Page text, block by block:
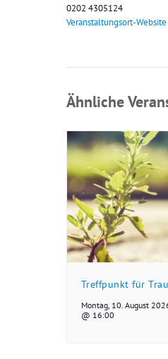
0202 4305124
Veranstaltungsort-
Ähnliche
Treffpunkt für
Montag, 10. August
@ 16:00